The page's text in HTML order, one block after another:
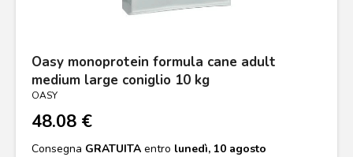
Oasy monoprotein formula cane adult
medium large coniglio 10 kg
OASY
48.08 €
Consegna GRATUITA entro lunedì, 10 agosto